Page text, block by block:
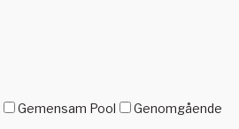
Gemensam Pool
Genomgående